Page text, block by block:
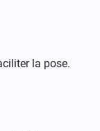
la pose.